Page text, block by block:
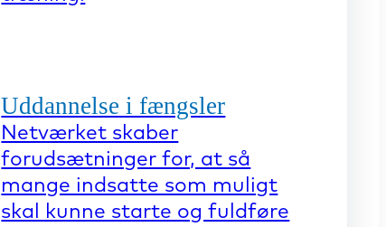
Uddannelse i fængsler
Netværket skaber
forudsætninger for, at så
mange indsatte som muligt
skal kunne starte og fuldføre